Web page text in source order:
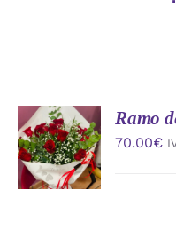
AÑADIR
AL
CARRITO
/
DETALLES
Ramo
70.00€